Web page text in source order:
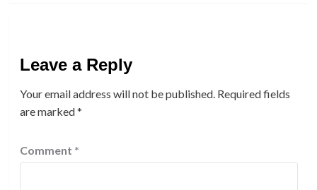
Leave a Reply
Your email address will not be published. Required fields
are marked*
Comment *